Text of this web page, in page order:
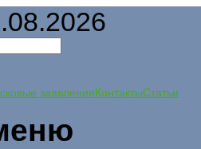
заявленияКонтактыСтатьи